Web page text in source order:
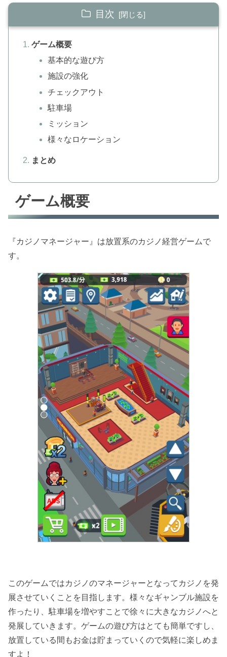
目次
ゲーム概要
基本的な遊び方
施設の強化
チェックアウト
駐車場
ミッション
様々なロケーション
まとめ
ゲーム概要
『カジノマネージャー』は放置系のカジノ経営ゲームで
す。
このゲームではカジノのマネージャーとなってカジノを発
展させていくことを目指します。様々なギャンブル施設を
作ったり、駐車場を増やすことで徐々に大きなカジノへと
発展していきます。ゲームの遊び方はとても簡単ですし、
放置している間もお金は貯まっていくので気軽に楽しめま
すよ！